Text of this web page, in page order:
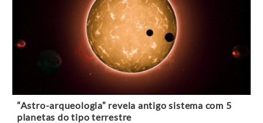
“Astro-arqueologia” revela antigo sistema com 5
planetas do tipo terrestre